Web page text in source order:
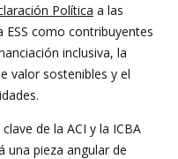
Política a las
como contribuyentes
inclusiva, la
valor sostenibles y el
de la ACI y la ICBA
una pieza angular de